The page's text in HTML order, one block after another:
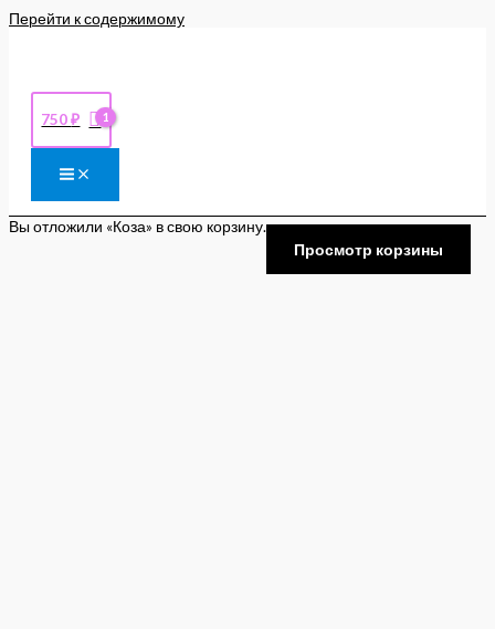
Перейти к содержимому
750₽
Вы отложили «Коза» в свою корзину.
Просмотр корзины